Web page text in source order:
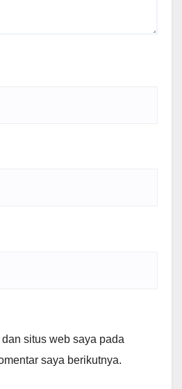
situs web saya pada
saya berikutnya.